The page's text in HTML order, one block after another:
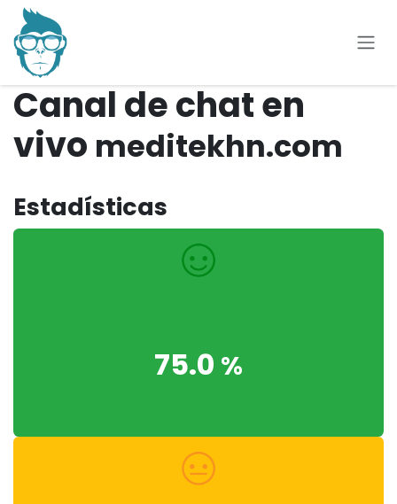
Ir al contenido
Canal de chat en
vivo meditekhn.com
Estadísticas
75.0 %